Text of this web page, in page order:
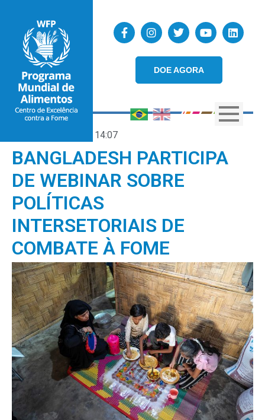
DOE AGORA
14:07
BANGLADESH PARTICIPA
DE WEBINAR SOBRE
POLÍTICAS
INTERSETORIAIS DE
COMBATE À FOME